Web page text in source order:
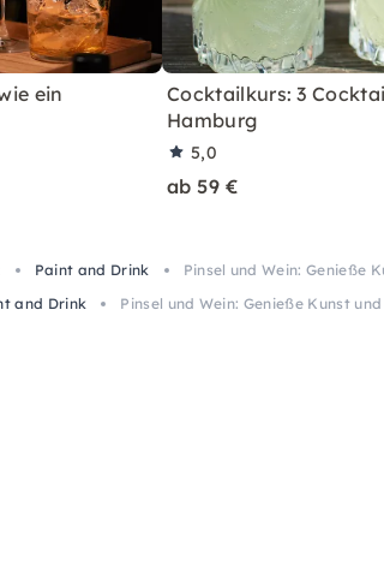
ein
Cocktailkurs: 3
Hamburg
5,0
ab 59 €
Paint and Drink
Pinsel und Wein: Genieße
and Drink Pinsel und Wein: Genieße Kunst